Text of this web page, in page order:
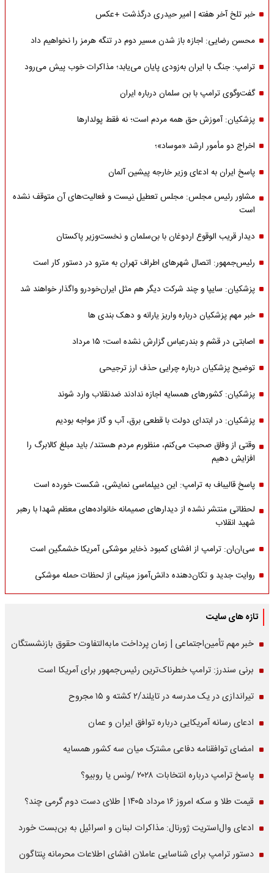
خبر تلخ آخر هفته | امیر حیدری درگذشت +عکس
محسن رضایی: اجازه باز شدن مسیر دوم در تنگه هرمز را نخواهیم داد
ترامپ: جنگ با ایران به‌زودی پایان می‌یابد؛ مذاکرات خوب پیش می‌رود
گفت‌وگوی ترامپ با بن سلمان درباره ایران
پزشکیان: آموزش حق همه مردم است؛ نه فقط پولدارها
اخراج دو مأمور ارشد «موساد»؛
پاسخ ایران به ادعای وزیر خارجه پیشین آلمان
مشاور رئیس مجلس: مجلس تعطیل نیست و فعالیت‌های آن متوقف نشده
است
دیدار قریب الوقوع اردوغان با بن‌سلمان و نخست‌وزیر پاکستان
رئیس‌جمهور: اتصال شهرهای اطراف تهران به مترو در دستور کار است
پزشکیان: سایپا و چند شرکت دیگر هم مثل ایران‌خودرو واگذار خواهند شد
خبر مهم پزشکیان درباره واریز یارانه و دهک بندی ها
اصابتی در قشم و بندرعباس گزارش نشده است؛ ۱۵ مرداد
توضیح پزشکیان درباره چرایی حذف ارز ترجیحی
پزشکیان: کشورهای همسایه اجازه ندادند ضدنقلاب وارد شوند
پزشکیان: در ابتدای دولت با قطعی برق، آب و گاز مواجه بودیم
وقتی از وفاق صحبت می‌کنم، منظورم مردم هستند/ باید مبلغ کالابرگ را
افزایش دهیم
پاسخ قالیباف به ترامپ: این دیپلماسی نمایشی، شکست خورده است
لحظاتی منتشر نشده از دیدارهای صمیمانه خانواده‌های معظم شهدا با رهبر
شهید انقلاب
سی‌ان‌ان: ترامپ از افشای کمبود ذخایر موشکی آمریکا خشمگین است
روایت جدید و تکان‌دهنده دانش‌آموز مینابی از لحظات حمله موشکی
تازه های سایت
خبر مهم تأمین‌اجتماعی | زمان پرداخت مابه‌التفاوت حقوق بازنشستگان
برنی سندرز: ترامپ خطرناک‌ترین رئیس‌جمهور برای آمریکا است
تیراندازی در یک مدرسه در تایلند/۲ کشته و ۱۵ مجروح
ادعای رسانه آمریکایی درباره توافق ایران و عمان
امضای توافقنامه دفاعی مشترک میان سه کشور همسایه
پاسخ ترامپ درباره انتخابات ۲۰۲۸ /ونس یا روبیو؟
قیمت طلا و سکه امروز ۱۶ مرداد ۱۴۰۵ | طلای دست دوم گرمی چند؟
ادعای وال‌استریت ژورنال: مذاکرات لبنان و اسرائیل به بن‌بست خورد
دستور ترامپ برای شناسایی عاملان افشای اطلاعات محرمانه پنتاگون